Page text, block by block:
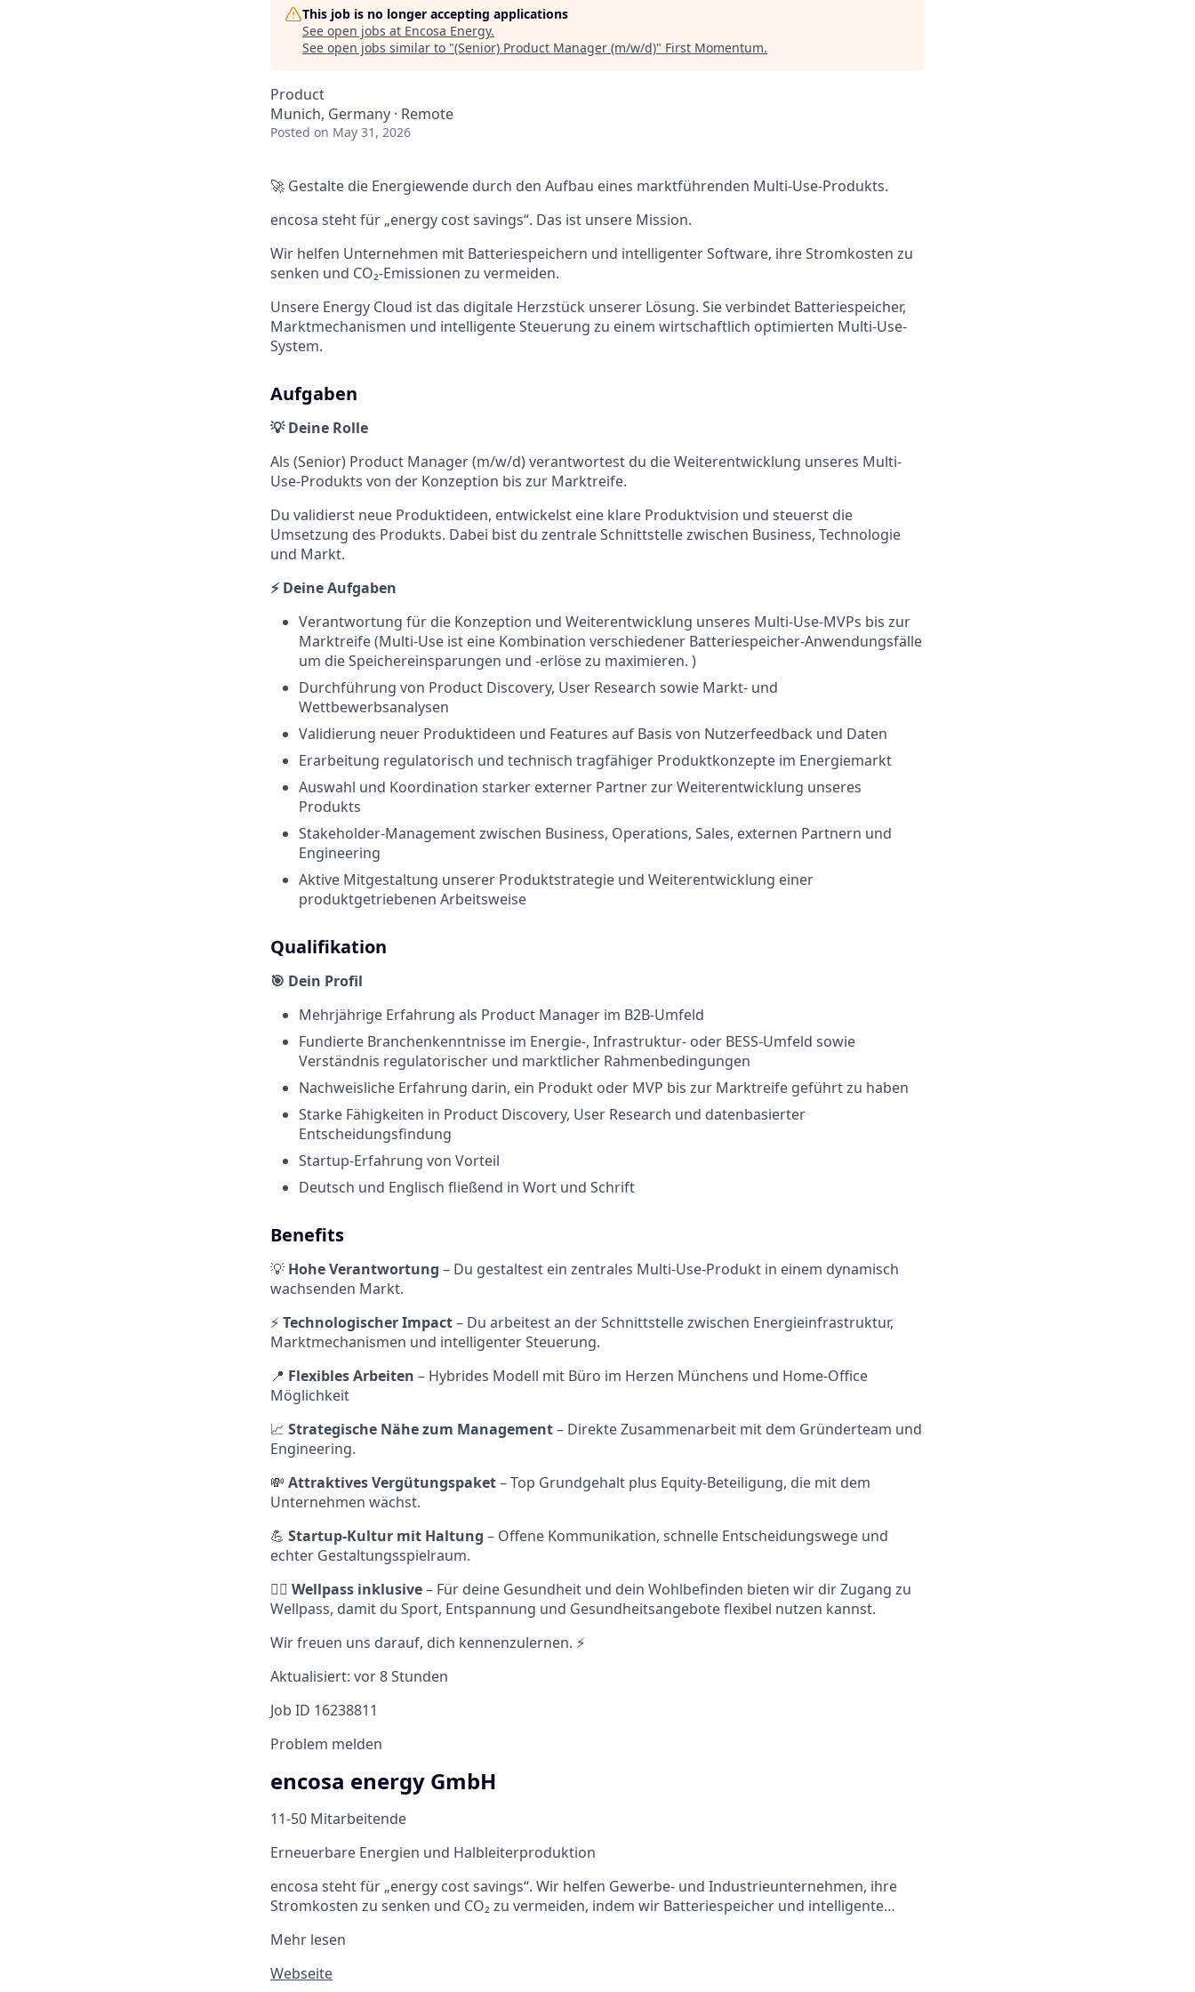
This job is no longer accepting applications
See open jobs at Encosa Energy.
See open jobs similar to "(Senior) Product Manager (m/w/d)" First Momentum.
Product
Munich, Germany · Remote
Posted on May 31, 2026
🚀 Gestalte die Energiewende durch den Aufbau eines marktführenden Multi-Use-Produkts.
encosa steht für „energy cost savings“. Das ist unsere Mission.
Wir helfen Unternehmen mit Batteriespeichern und intelligenter Software, ihre Stromkosten zu
senken und CO₂-Emissionen zu vermeiden.
Unsere Energy Cloud ist das digitale Herzstück unserer Lösung. Sie verbindet Batteriespeicher,
Marktmechanismen und intelligente Steuerung zu einem wirtschaftlich optimierten Multi-Use-
System.
Aufgaben
💡 Deine Rolle
Als (Senior) Product Manager (m/w/d) verantwortest du die Weiterentwicklung unseres Multi-
Use-Produkts von der Konzeption bis zur Marktreife.
Du validierst neue Produktideen, entwickelst eine klare Produktvision und steuerst die
Umsetzung des Produkts. Dabei bist du zentrale Schnittstelle zwischen Business, Technologie
und Markt.
⚡ Deine Aufgaben
Verantwortung für die Konzeption und Weiterentwicklung unseres Multi-Use-MVPs bis zur
Marktreife (Multi-Use ist eine Kombination verschiedener Batteriespeicher-Anwendungsfälle
um die Speichereinsparungen und -erlöse zu maximieren. )
Durchführung von Product Discovery, User Research sowie Markt- und
Wettbewerbsanalysen
Validierung neuer Produktideen und Features auf Basis von Nutzerfeedback und Daten
Erarbeitung regulatorisch und technisch tragfähiger Produktkonzepte im Energiemarkt
Auswahl und Koordination starker externer Partner zur Weiterentwicklung unseres
Produkts
Stakeholder-Management zwischen Business, Operations, Sales, externen Partnern und
Engineering
Aktive Mitgestaltung unserer Produktstrategie und Weiterentwicklung einer
produktgetriebenen Arbeitsweise
Qualifikation
🎯 Dein Profil
Mehrjährige Erfahrung als Product Manager im B2B-Umfeld
Fundierte Branchenkenntnisse im Energie-, Infrastruktur- oder BESS-Umfeld sowie
Verständnis regulatorischer und marktlicher Rahmenbedingungen
Nachweisliche Erfahrung darin, ein Produkt oder MVP bis zur Marktreife geführt zu haben
Starke Fähigkeiten in Product Discovery, User Research und datenbasierter
Entscheidungsfindung
Startup-Erfahrung von Vorteil
Deutsch und Englisch fließend in Wort und Schrift
Benefits
💡 Hohe Verantwortung – Du gestaltest ein zentrales Multi-Use-Produkt in einem dynamisch
wachsenden Markt.
⚡Technologischer Impact– Du arbeitest an der Schnittstelle zwischen Energieinfrastruktur,
Marktmechanismen und intelligenter Steuerung.
📍 Flexibles Arbeiten – Hybrides Modell mit Büro im Herzen Münchens und Home-Office
Möglichkeit
📈 Strategische Nähe zum Management– Direkte Zusammenarbeit mit dem Gründerteam und
Engineering.
💸 Attraktives Vergütungspaket– Top Grundgehalt plus Equity-Beteiligung, die mit dem
Unternehmen wächst.
💪 Startup-Kultur mit Haltung – Offene Kommunikation, schnelle Entscheidungswege und
echter Gestaltungsspielraum.
🏃‍♂️ Wellpass inklusive– Für deine Gesundheit und dein Wohlbefinden bieten wir dir Zugang zu
Wellpass, damit du Sport, Entspannung und Gesundheitsangebote flexibel nutzen kannst.
Wir freuen uns darauf, dich kennenzulernen. ⚡
Aktualisiert: vor 8 Stunden
Job ID 16238811
Problem melden
encosa energy GmbH
11-50 Mitarbeitende
Erneuerbare Energien und Halbleiterproduktion
encosa steht für „energy cost savings“. Wir helfen Gewerbe- und Industrieunternehmen, ihre
Stromkosten zu senken und CO₂ zu vermeiden, indem wir Batteriespeicher und intelligente…
Mehr lesen
Webseite